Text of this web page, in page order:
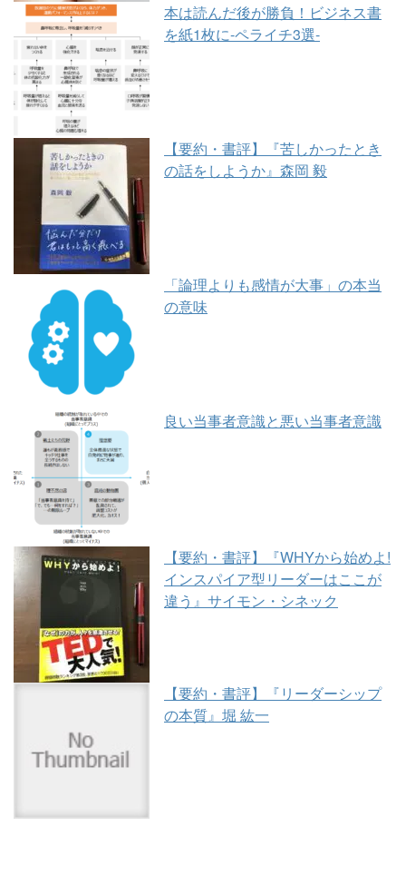
本は読んだ後が勝負！ビジネス書
を紙1枚に-ペライチ3選-
【要約・書評】『苦しかったとき
の話をしようか』森岡 毅
「論理よりも感情が大事」の本当
の意味
良い当事者意識と悪い当事者意識
【要約・書評】『WHYから始めよ!
インスパイア型リーダーはここが
違う』サイモン・シネック
【要約・書評】『リーダーシップ
の本質』堀 紘一